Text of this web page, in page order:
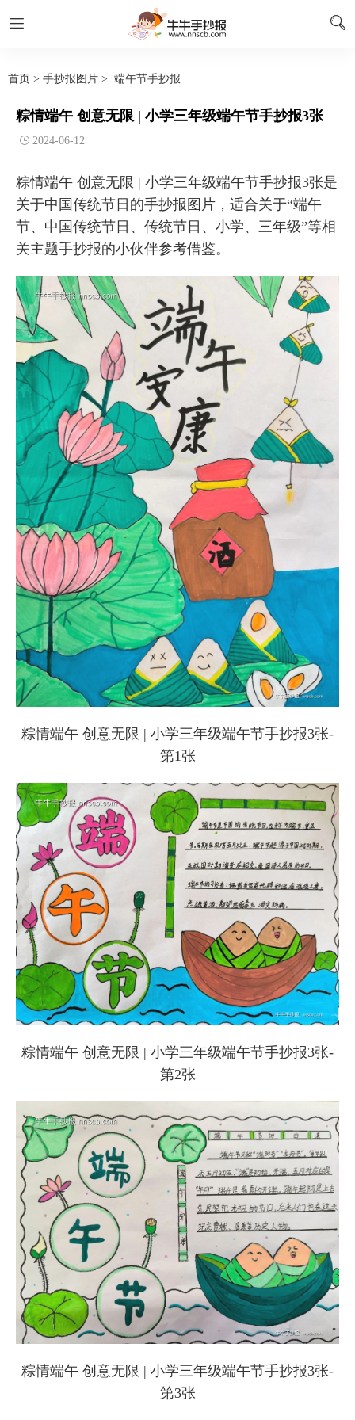
首页 > 手抄报图片 > 端午节手抄报
粽情端午 创意无限 | 小学三年级端午节手抄报3张
2024-06-12
粽情端午 创意无限 | 小学三年级端午节手抄报3张是
关于中国传统节日的手抄报图片，适合关于“端午
节、中国传统节日、传统节日、小学、三年级”等相
关主题手抄报的小伙伴参考借鉴。
粽情端午 创意无限 | 小学三年级端午节手抄报3张-
第1张
粽情端午 创意无限 | 小学三年级端午节手抄报3张-
第2张
粽情端午 创意无限 | 小学三年级端午节手抄报3张-
第3张